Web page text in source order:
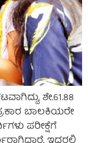
ಶೇ.61.88
ಬಾಲಕಿಯರೇ
ಪರೀಕ್ಷೆಗೆ